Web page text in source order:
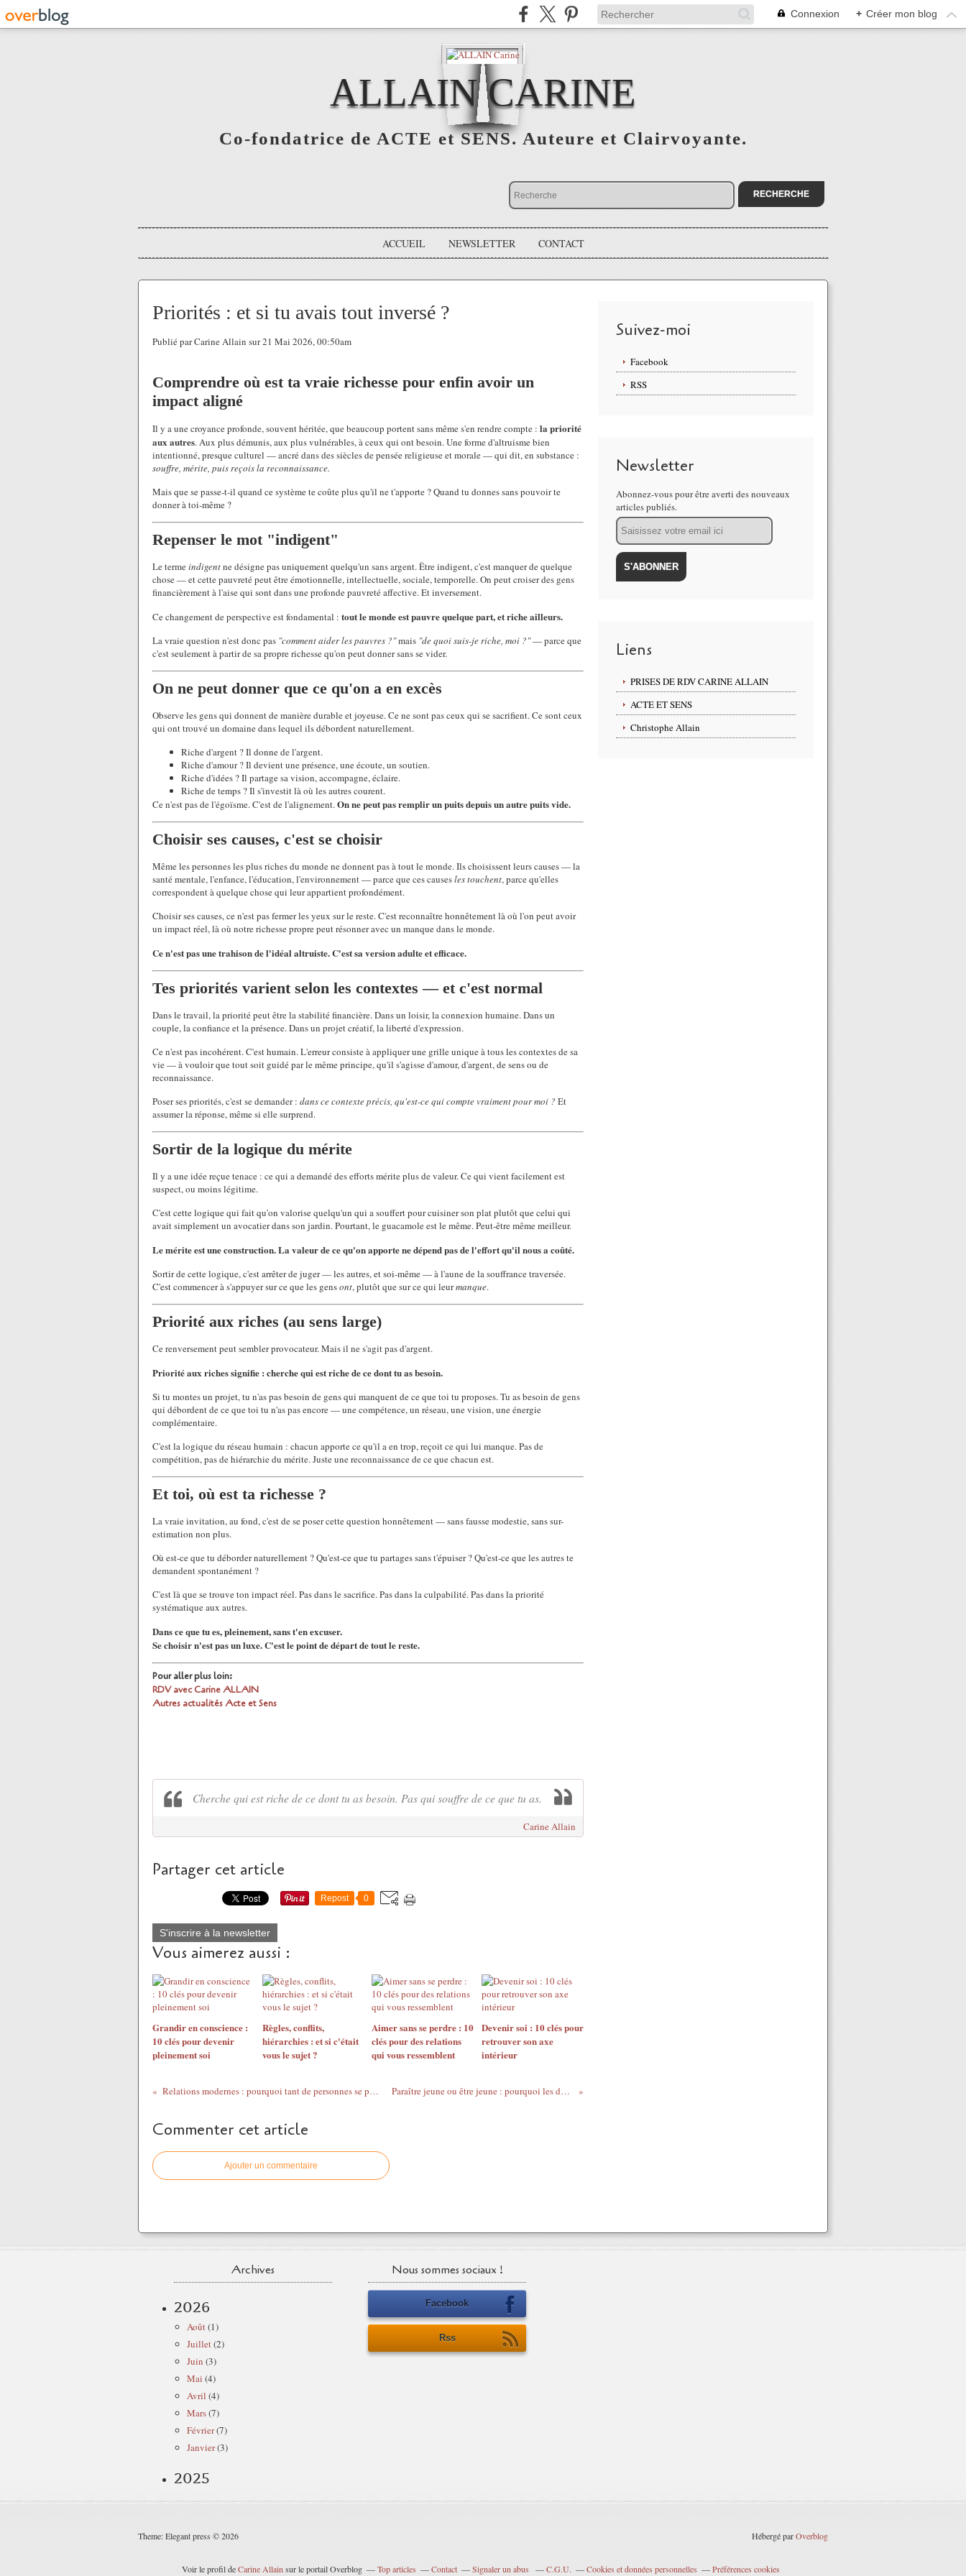
Connexion + Créer mon blog
ALLAIN CARINE
Co-fondatrice de ACTE et SENS. Auteure et Clairvoyante.
ACCUEIL NEWSLETTER CONTACT
Priorités : et si tu avais tout inversé ?
Publié par Carine Allain sur 21 Mai 2026, 00:50am
Comprendre où est ta vraie richesse pour enfin avoir un
impact aligné
Il y a une croyance profonde, souvent héritée, que beaucoup portent sans même s'en rendre compte : la priorité
aux autres. Aux plus démunis, aux plus vulnérables, à ceux qui ont besoin. Une forme d'altruisme bien
intentionné, presque culturel — ancré dans des siècles de pensée religieuse et morale — qui dit, en substance :
souffre, mérite, puis reçois la reconnaissance.
Mais que se passe-t-il quand ce système te coûte plus qu'il ne t'apporte ? Quand tu donnes sans pouvoir te
donner à toi-même ?
Repenser le mot "indigent"
Le termeindigentne désigne pas uniquement quelqu'un sans argent. Être indigent, c'est manquer de quelque
chose — et cette pauvreté peut être émotionnelle, intellectuelle, sociale, temporelle. On peut croiser des gens
financièrement à l'aise qui sont dans une profonde pauvreté affective. Et inversement.
Ce changement de perspective est fondamental : tout le monde est pauvre quelque part, et riche ailleurs.
La vraie question n'est donc pas "comment aider les pauvres ?"mais "de quoi suis-je riche, moi ?"— parce que
c'est seulement à partir de sa propre richesse qu'on peut donner sans se vider.
On ne peut donner que ce qu'on a en excès
Observe les gens qui donnent de manière durable et joyeuse. Ce ne sont pas ceux qui se sacrifient. Ce sont ceux
qui ont trouvé un domaine dans lequel ils débordent naturellement.
Riche d'argent ? Il donne de l'argent.
Riche d'amour ? Il devient une présence, une écoute, un soutien.
Riche d'idées ? Il partage sa vision, accompagne, éclaire.
Riche de temps ? Il s'investit là où les autres courent.
Ce n'est pas de l'égoïsme. C'est de l'alignement.On ne peut pas remplir un puits depuis un autre puits vide.
Choisir ses causes, c'est se choisir
Même les personnes les plus riches du monde ne donnent pas à tout le monde. Ils choisissent leurs causes — la
santé mentale, l'enfance, l'éducation, l'environnement — parce que ces causesles touchent, parce qu'elles
correspondent à quelque chose qui leur appartient profondément.
Choisir ses causes, ce n'est pas fermer les yeux sur le reste. C'est reconnaître honnêtement là où l'on peut avoir
un impact réel, là où notre richesse propre peut résonner avec un manque dans le monde.
Ce n'est pas une trahison de l'idéal altruiste. C'est sa version adulte et efficace.
Tes priorités varient selon les contextes — et c'est normal
Dans le travail, la priorité peut être la stabilité financière. Dans un loisir, la connexion humaine. Dans un
couple, la confiance et la présence. Dans un projet créatif, la liberté d'expression.
Ce n'est pas incohérent. C'est humain. L'erreur consiste à appliquer une grille unique à tous les contextes de sa
vie — à vouloir que tout soit guidé par le même principe, qu'il s'agisse d'amour, d'argent, de sens ou de
reconnaissance.
Poser ses priorités, c'est se demander : dans ce contexte précis, qu'est-ce qui compte vraiment pour moi ? Et
assumer la réponse, même si elle surprend.
Sortir de la logique du mérite
Il y a une idée reçue tenace : ce qui a demandé des efforts mérite plus de valeur. Ce qui vient facilement est
suspect, ou moins légitime.
C'est cette logique qui fait qu'on valorise quelqu'un qui a souffert pour cuisiner son plat plutôt que celui qui
avait simplement un avocatier dans son jardin. Pourtant, le guacamole est le même. Peut-être même meilleur.
Le mérite est une construction. La valeur de ce qu'on apporte ne dépend pas de l'effort qu'il nous a coûté.
Sortir de cette logique, c'est arrêter de juger — les autres, et soi-même — à l'aune de la souffrance traversée.
C'est commencer à s'appuyer sur ce que les gensont, plutôt que sur ce qui leurmanque.
Priorité aux riches (au sens large)
Ce renversement peut sembler provocateur. Mais il ne s'agit pas d'argent.
Priorité aux riches signifie : cherche qui est riche de ce dont tu as besoin.
Si tu montes un projet, tu n'as pas besoin de gens qui manquent de ce que toi tu proposes. Tu as besoin de gens
qui débordent de ce que toi tu n'as pas encore — une compétence, un réseau, une vision, une énergie
complémentaire.
C'est la logique du réseau humain : chacun apporte ce qu'il a en trop, reçoit ce qui lui manque. Pas de
compétition, pas de hiérarchie du mérite. Juste une reconnaissance de ce que chacun est.
Et toi, où est ta richesse ?
La vraie invitation, au fond, c'est de se poser cette question honnêtement — sans fausse modestie, sans sur-
estimation non plus.
Où est-ce que tu déborder naturellement ? Qu'est-ce que tu partages sans t'épuiser ? Qu'est-ce que les autres te
demandent spontanément ?
C'est là que se trouve ton impact réel. Pas dans le sacrifice. Pas dans la culpabilité. Pas dans la priorité
systématique aux autres.
Dans ce que tu es, pleinement, sans t'en excuser.
Se choisir n'est pas un luxe. C'est le point de départ de tout le reste.
Pour aller plus loin:
RDV avec Carine ALLAIN
Autres actualités Acte et Sens
Cherche qui est riche de ce dont tu as besoin. Pas qui souffre de ce que tu as.
Carine Allain
Partager cet article
Repost 0
S'inscrire à la newsletter
Vous aimerez aussi :
Grandir en conscience :
10 clés pour devenir
pleinement soi
Règles, conflits,
hiérarchies : et si c'était
vous le sujet ?
Aimer sans se perdre : 10
clés pour des relations
qui vous ressemblent
Devenir soi : 10 clés pour
retrouver son axe
intérieur
Relations modernes : pourquoi tant de personnes se perdent encore dans le lien ? Paraître jeune ou être jeune : pourquoi les deux sont incompatibles
Commenter cet article
Ajouter un commentaire
Suivez-moi
Facebook
RSS
Newsletter
Abonnez-vous pour être averti des nouveaux
articles publiés.
Email
Liens
PRISES DE RDV CARINE ALLAIN
ACTE ET SENS
Christophe Allain
Archives
2026
Août(1)
Juillet(2)
Juin (3)
Mai (4)
Avril (4)
Mars(7)
Février(7)
Janvier(3)
2025
Nous sommes sociaux !
Facebook
Rss
Theme: Elegant press © 2026 Hébergé parOverblog
Voir le profil deCarine Allainsur le portail Overblog Top articles Contact Signaler un abus C.G.U. Cookies et données personnelles Préférences cookies